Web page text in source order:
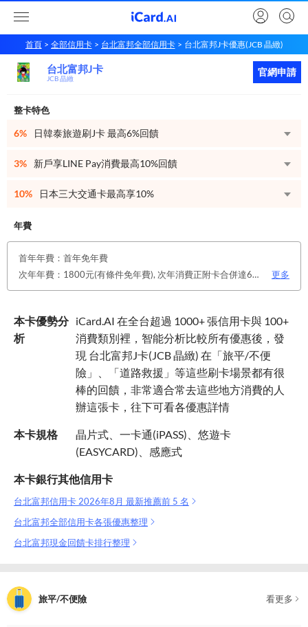
首頁 全部信用卡 台北富邦全部信用卡 台北富邦J卡優惠(JCB 晶緻)
台北富邦J卡 立即申請
台北富邦J卡
JCB 晶緻
官網申請
整卡特色
6% 日韓泰旅遊刷J卡 最高6%回饋
3% 新戶享LINE Pay消費最高10%回饋
10% 日本三大交通卡最高享10%
年費
首年年費：首年免年費
次年年費：1800元(有條件免年費), 次年消費正附卡合併達6萬元或12次 114/12/31前 除上述達檻免年費條件外，客戶符合下列任一條件，同享免年費優惠！ 1.僅申請電子帳單 2.綁定銀行LINE官方帳號好友 3.本行存戶自扣
更多
本卡優勢分
析
iCard.AI 在全台超過 1000+ 張信用卡與 100+
消費類別裡，智能分析比較所有優惠後，發
現 台北富邦J卡(JCB 晶緻) 在「旅平/不便
險」、「道路救援」等這些刷卡場景都有很
棒的回饋，非常適合常去這些地方消費的人
辦這張卡，往下可看各優惠詳情
本卡規格
晶片式、一卡通(iPASS)、悠遊卡
(EASYCARD)、感應式
本卡銀行其他信用卡
台北富邦信用卡 2026年8月 最新推薦前 5 名
台北富邦全部信用卡各張優惠整理
台北富邦現金回饋卡排行整理
旅平/不便險 看更多